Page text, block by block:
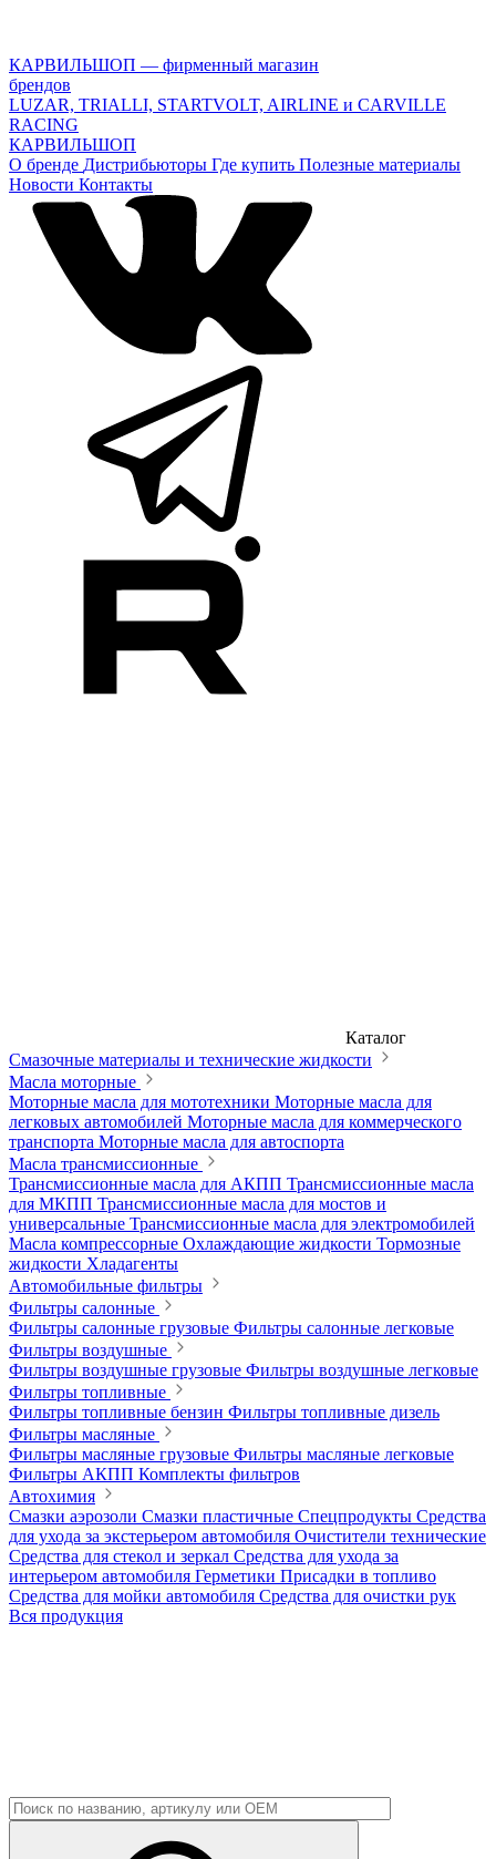
КАРВИЛЬШОП — фирменный магазин
брендов
LUZAR, TRIALLI, STARTVOLT, AIRLINE и CARVILLE
RACING
КАРВИЛЬШОП
О бренде Дистрибьюторы Где купить Полезные материалы
Новости Контакты
Каталог
Смазочные материалы и технические жидкости
Масла моторные
Моторные масла для мототехники Моторные масла для
легковых автомобилей Моторные масла для коммерческого
транспорта Моторные масла для автоспорта
Масла трансмиссионные
Трансмиссионные масла для АКПП Трансмиссионные масла
для МКПП Трансмиссионные масла для мостов и
универсальные Трансмиссионные масла для электромобилей
Масла компрессорные Охлаждающие жидкости Тормозные
жидкости Хладагенты
Автомобильные фильтры
Фильтры салонные
Фильтры салонные грузовые Фильтры салонные легковые
Фильтры воздушные
Фильтры воздушные грузовые Фильтры воздушные легковые
Фильтры топливные
Фильтры топливные бензин Фильтры топливные дизель
Фильтры масляные
Фильтры масляные грузовые Фильтры масляные легковые
Фильтры АКПП Комплекты фильтров
Автохимия
Смазки аэрозоли Смазки пластичные Спецпродукты Средства
для ухода за экстерьером автомобиля Очистители технические
Средства для стекол и зеркал Средства для ухода за
интерьером автомобиля Герметики Присадки в топливо
Средства для мойки автомобиля Средства для очистки рук
Вся продукция